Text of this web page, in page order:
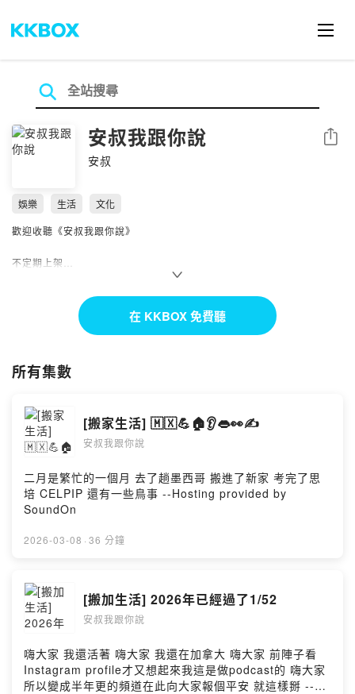
安叔我跟你說
安叔
分享
娛樂 生活
文化
歡迎收聽《安叔我跟你說》
不定期上架
Apple｜KKBOX｜Spotify｜Google
服務：聲音優化、節目剪輯、Podcast教學
萬用連結：
Hosting provided by SoundOn
在 KKBOX 免費聽
所有集數
[搬家生活] 🇲🇽💪🏠👂👄👀✍️
安叔我跟你說
二月是繁忙的一個月 去了趟墨西哥 搬進了新家 考完了思
培 CELPIP 還有一些鳥事 --Hosting provided by
SoundOn
2026-03-08 · 36 分鐘
[搬加生活] 2026年已經過了1/52
安叔我跟你說
嗨大家 我還活著 嗨大家 我還在加拿大 嗨大家 前陣子看
Instagram profile才又想起來我這是做podcast的 嗨大家
所以變成半年更的頻道在此向大家報個平安 就這樣掰 --